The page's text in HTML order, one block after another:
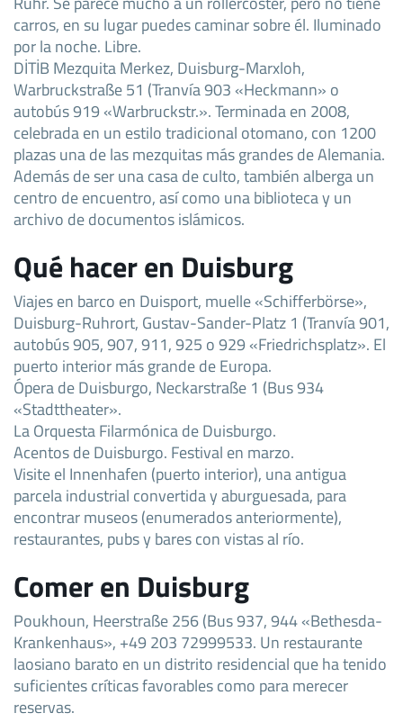
carros, en su lugar puedes caminar sobre él. Iluminado
por la noche. Libre.
DİTİB Mezquita Merkez, Duisburg-Marxloh,
Warbruckstraße 51 (Tranvía 903 «Heckmann» o
autobús 919 «Warbruckstr.». Terminada en 2008,
celebrada en un estilo tradicional otomano, con 1200
plazas una de las mezquitas más grandes de Alemania.
Además de ser una casa de culto, también alberga un
centro de encuentro, así como una biblioteca y un
archivo de documentos islámicos.
Qué hacer en Duisburg
Viajes en barco en Duisport, muelle «Schifferbörse»,
Duisburg-Ruhrort, Gustav-Sander-Platz 1 (Tranvía 901,
autobús 905, 907, 911, 925 o 929 «Friedrichsplatz». El
puerto interior más grande de Europa.
Ópera de Duisburgo, Neckarstraße 1 (Bus 934
«Stadttheater».
La Orquesta Filarmónica de Duisburgo.
Acentos de Duisburgo. Festival en marzo.
Visite el Innenhafen (puerto interior), una antigua
parcela industrial convertida y aburguesada, para
encontrar museos (enumerados anteriormente),
restaurantes, pubs y bares con vistas al río.
Comer en Duisburg
Poukhoun, Heerstraße 256 (Bus 937, 944 «Bethesda-
Krankenhaus», +49 203 72999533. Un restaurante
laosiano barato en un distrito residencial que ha tenido
suficientes críticas favorables como para merecer
reservas.